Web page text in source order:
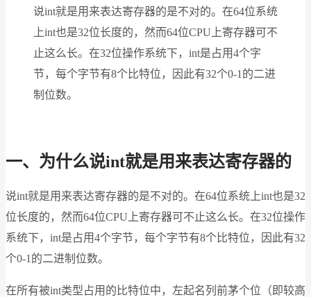
说int就是用来表达寄存器的是不对的。在64位系统
上int也是32位长度的，然而64位CPU上寄存器可不
止这么长。在32位操作系统下，int是占用4个字
节，每个字节有8个比特位，因此有32个0-1的二进
制位数。
一、为什么说int就是用来表达寄存器的
说int就是用来表达寄存器的是不对的。在64位系统上int也是32
位长度的，然而64位CPU上寄存器可不止这么长。在32位操作
系统下，int是占用4个字节，每个字节有8个比特位，因此有32
个0-1的二进制位数。
在所有被int类型占用的比特位中，左起名列前茅个位（即较高